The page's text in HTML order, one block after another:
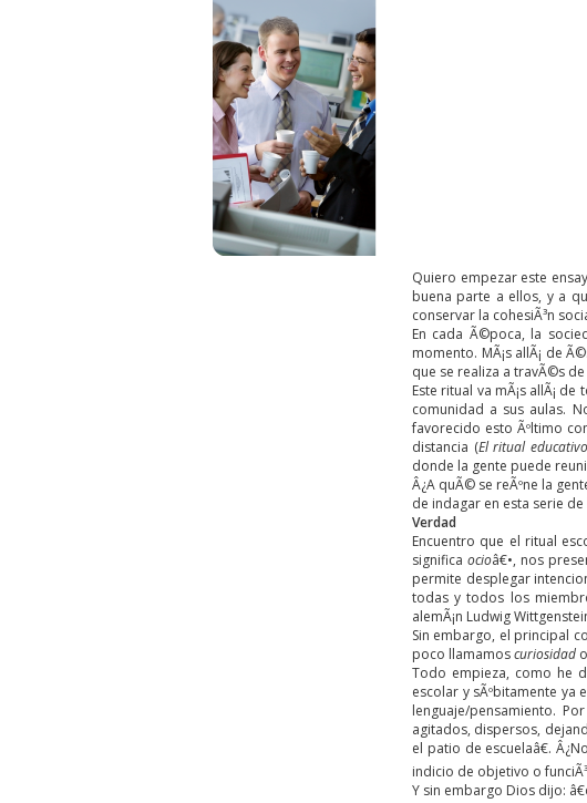
Quiero empezar este
buena parte a ellos, y a
conservar la cohesiÃ³n
En cada Ã©poca, la
momento. MÃ¡s allÃ¡ de
que se realiza a travÃ©s
Este ritual va mÃ¡s allÃ¡
comunidad a sus aulas.
favorecido esto Ãºltimo
distancia (El ritual
donde la gente puede
Â¿A quÃ© se reÃºne la
de indagar en esta serie
Verdad
Encuentro que el ritual
significaocioâ€•, nos
permite desplegar
todas y todos los
alemÃ¡n Ludwig
Sin embargo, el principal
poco llamamoscuriosidad
Todo empieza, como he
escolar y sÃºbitamente
lenguaje/pensamiento.
agitados, dispersos,
el patio de escuelaâ€.
indicio de objetivo o
Y sin embargo Dios dijo: